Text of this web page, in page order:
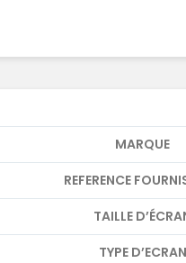
MARQUE
REFERENCE
TAILLE
TYPE D’ECRAN